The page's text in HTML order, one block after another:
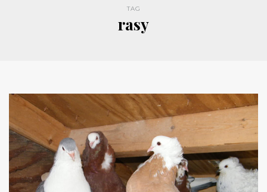
TAG
rasy